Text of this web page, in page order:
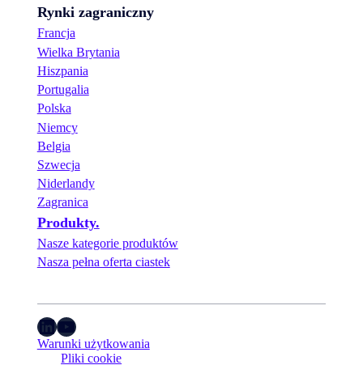
Rynki zagraniczny
Francja
Wielka Brytania
Hiszpania
Portugalia
Polska
Niemcy
Belgia
Szwecja
Niderlandy
Zagranica
Produkty.
Nasze kategorie produktów
Nasza pełna oferta ciastek
LinkedIn YouTube
Warunki użytkowania
Pliki cookie